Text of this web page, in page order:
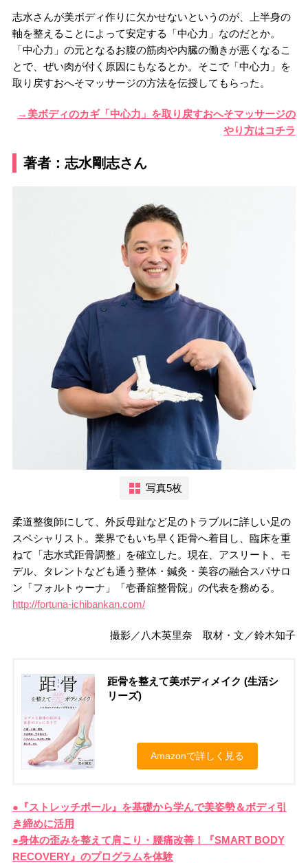
志水さんが美ボディ作りに欠かせないというのが、上半身の
軸を整えることによって安定する「中心力」なのだとか。
「中心力」の元となるお腹の筋肉や内臓の働きが悪くなるこ
とで、ぜい肉が付く原因にもなるとか。そこで「中心力」を
取り戻すおへそマッサージの方法を伝授してもらった。
→美ボディのカギ「中心力」を取り戻すおへそマッサージの
やり方はコチラ
著者：志水剛志さん
写真5枚
柔道整復師にして、外反母趾など足のトラブルに詳しい足の
スペシャリスト。業界でもいち早く距骨へ着目し、臨床を重
ねて「志水式距骨調整」を確立した。現在、アスリート、モ
デル、タレントなども通う整体・鍼灸・美容の融合スパサロ
ン「フォルトゥーナ」「壱番舘整骨院」の代表を務める。
http://fortuna-ichibankan.com/
撮影／八木英里奈 取材・文／鈴木知子
距骨を整えて美ボディメイク (生活シ
リーズ)
Amazonで詳しく見る
●『ストレッチポール』を基礎から学んで美姿勢＆ボディ引
き締めに活用
●身体の歪みを整えて肩こり・腰痛改善！『SMART BODY
RECOVERY』のプログラムを体験